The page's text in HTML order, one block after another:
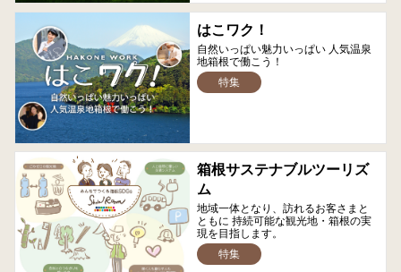
はこワク！
自然いっぱい魅力いっぱい 人気温泉
地箱根で働こう！
特集
箱根サステナブルツーリズ
ム
地域一体となり、訪れるお客さまと
ともに 持続可能な観光地・箱根の実
現を目指します。
特集